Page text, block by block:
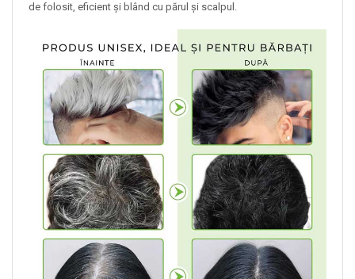
de folosit, eficient și blând cu părul și scalpul.